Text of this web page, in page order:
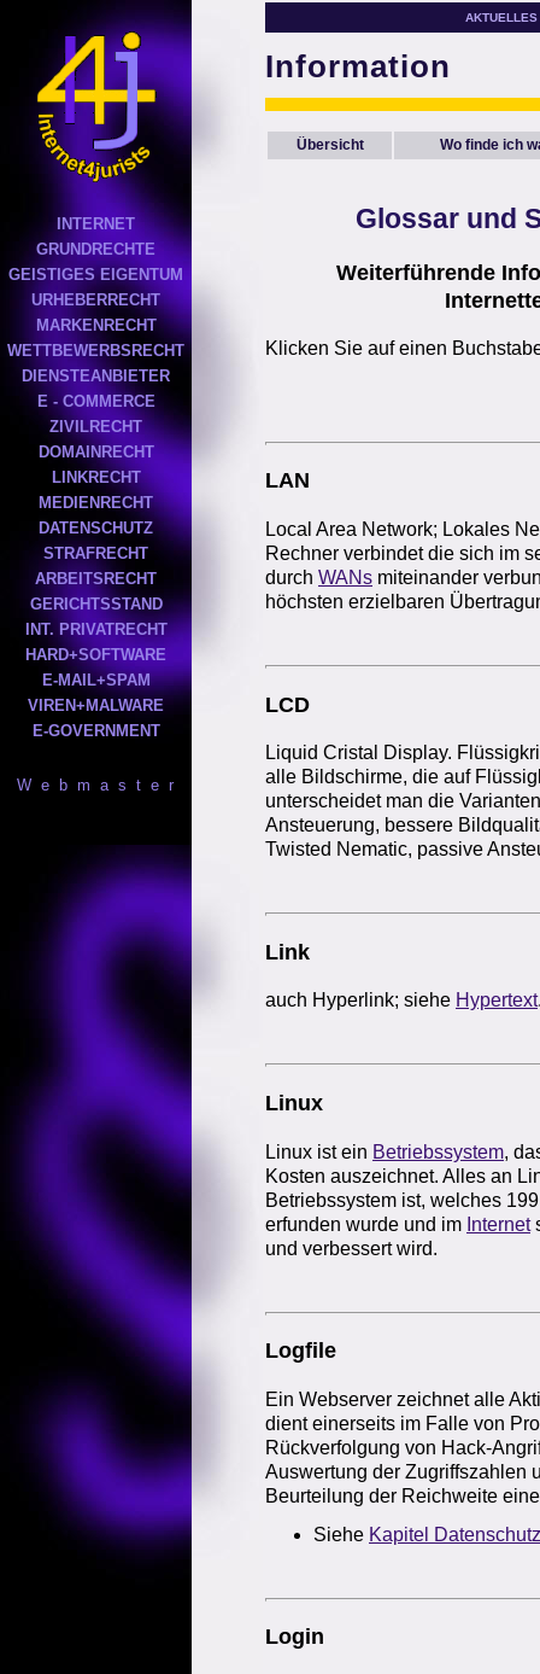
INTERNET
GRUNDRECHTE
GEISTIGES EIGENTUM
URHEBERRECHT
MARKENRECHT
WETTBEWERBSRECHT
DIENSTEANBIETER
E - COMMERCE
ZIVILRECHT
DOMAINRECHT
LINKRECHT
MEDIENRECHT
DATENSCHUTZ
STRAFRECHT
ARBEITSRECHT
GERICHTSSTAND
INT. PRIVATRECHT
HARD+SOFTWARE
E-MAIL+SPAM
VIREN+MALWARE
E-GOVERNMENT
W e b m a s t e r
AKTUELLES
Information
Übersicht Wo finde ich
Glossarund
Weiterführende
Klicken Sie auf einen
LAN
Local Area Network; Lokales
Rechner verbindet die sich im
durch WANs miteinander
höchsten erzielbaren
LCD
Liquid Cristal Display.
alle Bildschirme, die auf
unterscheidet man die
Ansteuerung, bessere
Twisted Nematic, passive
Link
auch Hyperlink; siehe Hypertext
Linux
Linux ist ein Betriebssystem,
Kosten auszeichnet. Alles an
Betriebssystem ist, welches
erfunden wurde und im Internet
und verbessert wird.
Logfile
Ein Webserver zeichnet alle
dient einerseits im Falle von
Rückverfolgung von Hack-
Auswertung der Zugriffszahlen
Beurteilung der Reichweite
Siehe Kapitel Datenschutz
Login